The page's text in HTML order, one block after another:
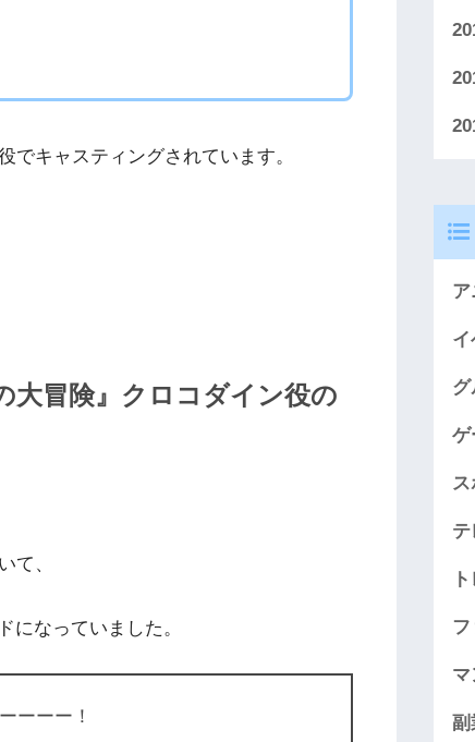
でキャスティングされています。
大冒険』クロコダイン役の
て、
になっていました。
ーーー！
ア
イ
グ
ゲ
ス
副